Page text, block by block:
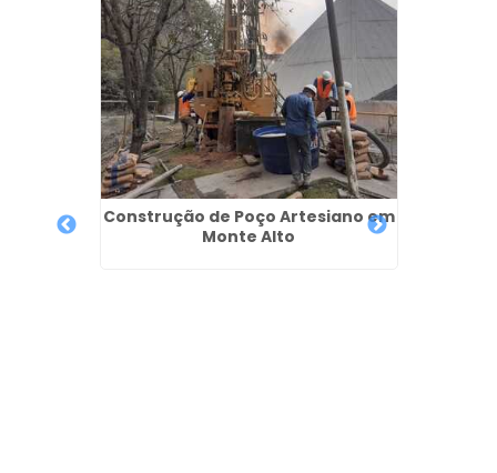
Construção de Poço Artesiano em
Monte Alto